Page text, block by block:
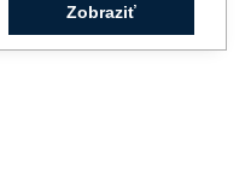
Zobraziť